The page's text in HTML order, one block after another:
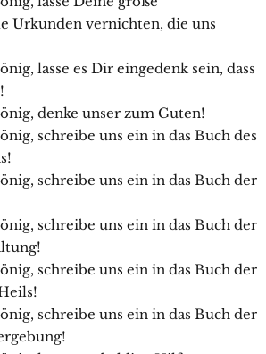
Urkunden vernichten, die uns
lasse es Dir eingedenk sein, dass
denke unser zum Guten!
schreibe uns ein in das Buch des
schreibe uns ein in das Buch der
schreibe uns ein in das Buch der
schreibe uns ein in das Buch der
schreibe uns ein in das Buch der